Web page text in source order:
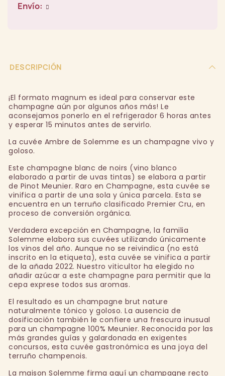
Envío:
DESCRIPCIÓN
¡El formato magnum es ideal para conservar este
champagne aún por algunos años más! Le
aconsejamos ponerlo en el refrigerador 6 horas antes
y esperar 15 minutos antes de servirlo.
La cuvée Ambre de Solemme es un champagne vivo y
goloso.
Este champagne blanc de noirs (vino blanco
elaborado a partir de uvas tintas) se elabora a partir
de Pinot Meunier. Raro en Champagne, esta cuvée se
vinifica a partir de una sola y única parcela. Esta se
encuentra en un terruño clasificado Premier Cru, en
proceso de conversión orgánica.
Verdadera excepción en Champagne, la familia
Solemme elabora sus cuvées utilizando únicamente
los vinos del año. Aunque no se reivindica (no está
inscrito en la etiqueta), esta cuvée se vinifica a partir
de la añada 2022. Nuestro viticultor ha elegido no
añadir azúcar a este champagne para permitir que la
cepa exprese todos sus aromas.
El resultado es un champagne brut nature
naturalmente tónico y goloso. La ausencia de
dosificación también le confiere una frescura inusual
para un champagne 100% Meunier. Reconocida por las
más grandes guías y galardonada en exigentes
concursos, esta cuvée gastronómica es una joya del
terruño champenois.
La maison Solemme firma aquí un champagne recto